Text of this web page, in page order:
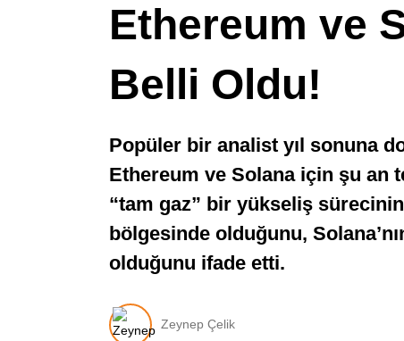
Ethereum ve
Belli Oldu!
Popüler bir analist yıl sonuna
Ethereum ve Solana için şu an
“tam gaz” bir yükseliş
bölgesinde olduğunu,
olduğunu ifade etti.
Zeynep Çelik